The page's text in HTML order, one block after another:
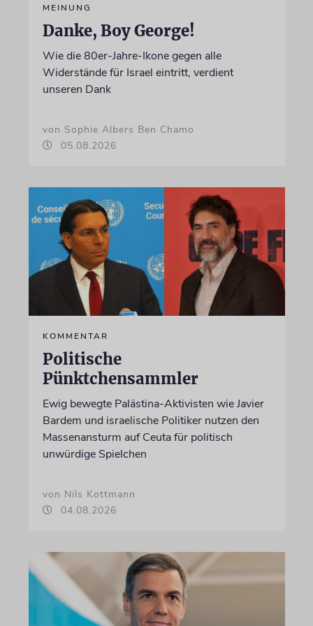
MEINUNG
Danke, Boy George!
Wie die 80er-Jahre-Ikone gegen alle
Widerstände für Israel eintritt, verdient
unseren Dank
von Sophie Albers Ben Chamo
05.08.2026
KOMMENTAR
Politische
Pünktchensammler
Ewig bewegte Palästina-Aktivisten wie Javier
Bardem und israelische Politiker nutzen den
Massenansturm auf Ceuta für politisch
unwürdige Spielchen
von Nils Kottmann
04.08.2026